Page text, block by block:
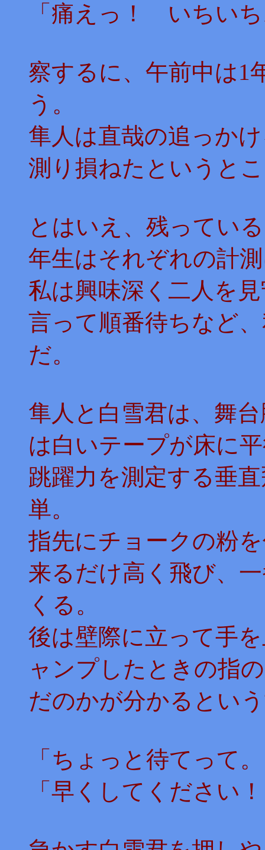
「痛えっ！ いちい
察するに、午前中は1
う。
隼人は直哉の追っか
測り損ねたというと
とはいえ、残ってい
年生はそれぞれの計
私は興味深く二人を
言って順番待ちなど
だ。
隼人と白雪君は、舞
は白いテープが床に
跳躍力を測定する垂
単。
指先にチョークの粉
来るだけ高く飛び、
くる。
後は壁際に立って手
ャンプしたときの指
だのかが分かるとい
「ちょっと待てって
「早くしてください